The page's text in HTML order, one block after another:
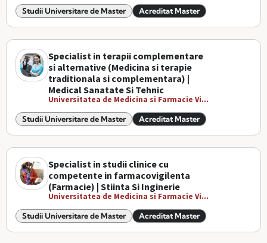
Studii Universitare de Master Acreditat Master
Specialist in terapii complementare
si alternative (Medicina si terapie
traditionala si complementara) |
Medical Sanatate Si Tehnic
Universitatea de Medicina si Farmacie Vi...
Studii Universitare de Master Acreditat Master
Specialist in studii clinice cu
competente in farmacovigilenta
(Farmacie) | Stiinta Si Inginerie
Universitatea de Medicina si Farmacie Vi...
Studii Universitare de Master Acreditat Master